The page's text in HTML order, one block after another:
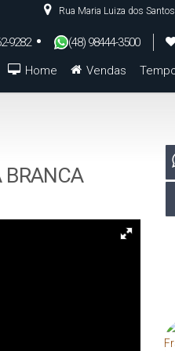
Rua Maria Luiza dos Santos
9282 (48) 98444-3500
Vendas
Home
BRANCA